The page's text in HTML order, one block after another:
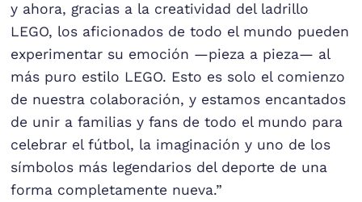
y ahora, gracias a la creatividad del ladrillo
LEGO, los aficionados de todo el mundo pueden
experimentar su emoción —pieza a pieza— al
más puro estilo LEGO. Esto es solo el comienzo
de nuestra colaboración, y estamos encantados
de unir a familias y fans de todo el mundo para
celebrar el fútbol, la imaginación y uno de los
símbolos más legendarios del deporte de una
forma completamente nueva.”